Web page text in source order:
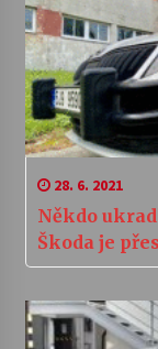
28. 6. 2021
Někdo
Škoda je